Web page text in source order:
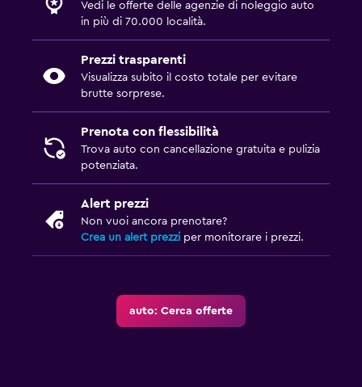
Vedi le offerte delle agenzie di noleggio auto
in più di 70.000 località.
Prezzi trasparenti
Visualizza subito il costo totale per evitare
brutte sorprese.
Prenota con flessibilità
Trova auto con cancellazione gratuita e pulizia
potenziata.
Alert prezzi
Non vuoi ancora prenotare?
Crea un alert prezzi per monitorare i prezzi.
auto: Cerca offerte